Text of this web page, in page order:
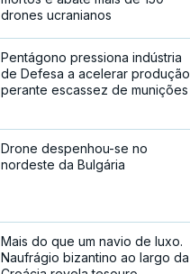
drones ucranianos
Pentágono pressiona indústria
de Defesa a acelerar produção
perante escassez de munições
Drone despenhou-se no
nordeste da Bulgária
Mais do que um navio de luxo.
Naufrágio bizantino ao largo da